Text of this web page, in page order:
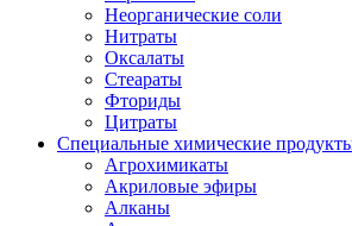
Неорганические соли
Нитраты
Оксалаты
Стеараты
Фториды
Цитраты
Специальные химические
Агрохимикаты
Акриловые эфиры
Алканы